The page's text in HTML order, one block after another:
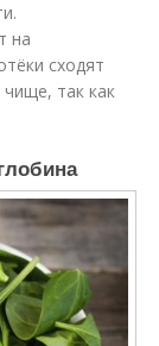
на
сходят
так как